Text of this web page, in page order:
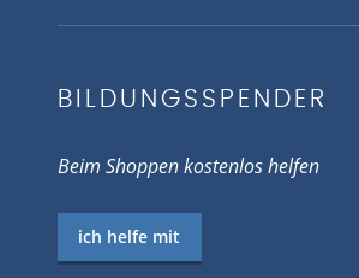
BILDUNGSSPENDER
Beim Shoppen kostenlos helfen
ich helfe mit